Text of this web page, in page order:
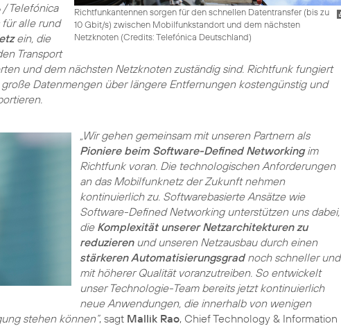
Richtfunkantennen sorgen für den schnellen Datentransfer (bis zu
10 Gbit/s) zwischen Mobilfunkstandort und dem nächsten
Netzknoten (Credits: Telefónica Deutschland)
/ Telefónica
alle rund
ein, die
Transport
und dem nächsten Netzknoten zuständig sind. Richtfunk fungiert
große Datenmengen über längere Entfernungen kostengünstig und
„Wir gehen gemeinsam mit unseren Partnern als
Pioniere beim Software-Defined Networkingim
Richtfunk voran. Die technologischen Anforderungen
an das Mobilfunknetz der Zukunft nehmen
kontinuierlich zu. Softwarebasierte Ansätze wie
Software-Defined Networking unterstützen uns dabei,
die Komplexität unserer Netzarchitekturen zu
reduzierenund unseren Netzausbau durch einen
stärkeren Automatisierungsgradnoch schneller und
mit höherer Qualität voranzutreiben. So entwickelt
unser Technologie-Team bereits jetzt kontinuierlich
neue Anwendungen, die innerhalb von wenigen
stehen können“, sagt Mallik Rao, Chief Technology & Information